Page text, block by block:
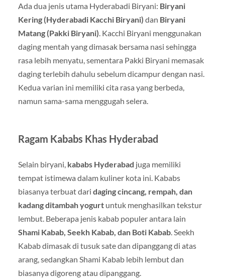
Ada dua jenis utama Hyderabadi Biryani: Biryani
Kering (Hyderabadi Kacchi Biryani) dan Biryani
Matang (Pakki Biryani) . Kacchi Biryani menggunakan
daging mentah yang dimasak bersama nasi sehingga
rasa lebih menyatu, sementara Pakki Biryani memasak
daging terlebih dahulu sebelum dicampur dengan nasi.
Kedua varian ini memiliki cita rasa yang berbeda,
namun sama-sama menggugah selera.
Ragam Kababs Khas Hyderabad
Selain biryani, kababs Hyderabad juga memiliki
tempat istimewa dalam kuliner kota ini. Kababs
biasanya terbuat dari daging cincang, rempah, dan
kadang ditambah yogurtuntuk menghasilkan tekstur
lembut. Beberapa jenis kabab populer antara lain
Shami Kabab, Seekh Kabab, dan Boti Kabab. Seekh
Kabab dimasak di tusuk sate dan dipanggang di atas
arang, sedangkan Shami Kabab lebih lembut dan
biasanya digoreng atau dipanggang.